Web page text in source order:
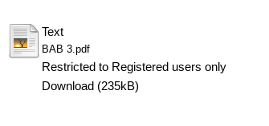
Text
BAB 3.pdf
Restricted to Registered users only
Download (235kB)